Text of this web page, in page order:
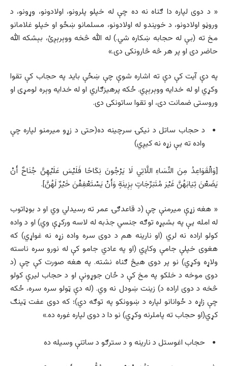
« د دوی لپاره دا ګناه نه ده چې له خپلو پلرونو، اولادونو، وړونو، د
وروڼو اولادونو، د خويندو له اولادونو، مسلمانو ښځو او خپلو غلامانو
مخ ته (بې له حجابه ښکاره شي.) له الله څخه ووېرېږئ، بېشكه الله
حاضر دى او پر هر څه څارونكى دى.»
په دې آيت كې دې ته اشاره شوې چې ښځې بايد په حجاب كې تقوا
وكړي او له خدايه ووېرېږي. ځکه پرهیزګاري او له خدایه وېره لومړی او
وروستی ضمانت دی، او تقوا ساتونکی دی.
د حجاب ساتل د نیکۍ سرچینه ده(حتی د زړو میرمنو لپاره چې
واده ته یې زړه نه کیږي)
[وَالْقَوَاعِدُ مِنَ النِّسَاءِ اللَّاتِي لَا يَرْجُونَ نِكَاحًا فَلَيْسَ عَلَيْهِنَّ جُنَاحٌ أَنْ
يَضَعْنَ ثِيَابَهُنَّ غَيْرَ مُتَبَرِّجَاتٍ بِزِينَةٍ وَأَنْ يَسْتَعْفِفْنَ خَيْرٌ لَهُنَّ].
« هغه زړې میرمنې چې (د قاعدګۍ عمر ته رسیدلي وي او د بوډاتوب
له امله یې په بشپړه توګه جنسي جذبه له لاسه ورکړې وي) او د واده
کولو اراده نه لري (او نارینه هم د دوی سره واده زړه نه غواړي) كه
هغوى خپلې جامې وکاږي (او په عادي جامو كې له نورو سره ناسته
ولاړه وكړي) نو پر دوى هيڅ ګناه نشته. په هغه صورت کې چې (د
دوی موخه د خلکو په مخ کې د ځان جوړونې او د حجاب لیرې کولو
څخه د دوی اراده د) زینت ښودل نه وي. (له دې ټولو سره سره، ځکه
چې زاړه د ځوانانو لپاره د ښوونکو په توګه دي)؛ که دوی عفت ټینګ
کړي(او حجاب ته پاملرنه وکړي) نو دا د دوی لپاره غوره ده.»
حجاب اغوستل د نارینه و د سترګو د ساتنې وسیله ده